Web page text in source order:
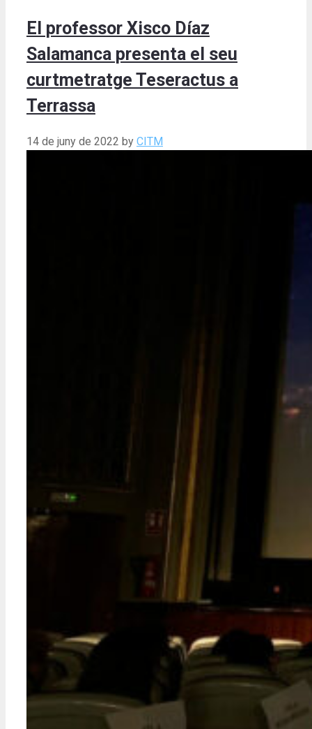
El professor Xisco Díaz
Salamanca presenta el seu
curtmetratge Teseractus a
Terrassa
14 de juny de 2022 by CITM